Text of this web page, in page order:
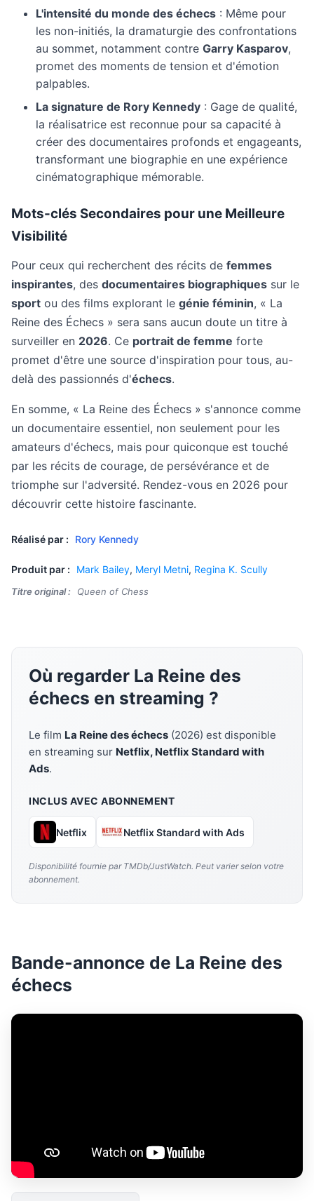
L'intensité du monde des échecs : Même pour
les non-initiés, la dramaturgie des confrontations
au sommet, notamment contre Garry Kasparov,
promet des moments de tension et d'émotion
palpables.
La signature de Rory Kennedy : Gage de qualité,
la réalisatrice est reconnue pour sa capacité à
créer des documentaires profonds et engageants,
transformant une biographie en une expérience
cinématographique mémorable.
Mots-clés Secondaires pour une Meilleure
Visibilité
Pour ceux qui recherchent des récits de femmes
inspirantes, des documentaires biographiques sur le
sport ou des films explorant le génie féminin, « La
Reine des Échecs » sera sans aucun doute un titre à
surveiller en 2026. Ce portrait de femme forte
promet d'être une source d'inspiration pour tous, au-
delà des passionnés d'échecs.
En somme, « La Reine des Échecs » s'annonce comme
un documentaire essentiel, non seulement pour les
amateurs d'échecs, mais pour quiconque est touché
par les récits de courage, de persévérance et de
triomphe sur l'adversité. Rendez-vous en 2026 pour
découvrir cette histoire fascinante.
Réalisé par : Rory Kennedy
Produit par : Mark Bailey, Meryl Metni, Regina K. Scully
Titre original : Queen of Chess
Où regarder La Reine des
échecs en streaming ?
Le film La Reine des échecs (2026) est disponible
en streaming sur Netflix, Netflix Standard with
Ads.
INCLUS AVEC ABONNEMENT
Netflix Netflix Standard with Ads
Disponibilité fournie par TMDb/JustWatch. Peut varier selon votre
abonnement.
Bande-annonce de La Reine des
échecs